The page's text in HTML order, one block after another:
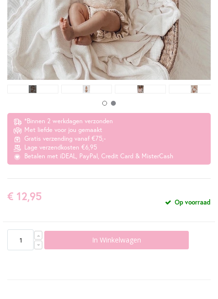
*Binnen 2 werkdagen verzonden
Met liefde voor jou gemaakt
Gratis verzending vanaf €75,-
Lage verzendkosten €6,95
Betalen met iDEAL, PayPal, Credit Card & MisterCash
€ 12,95 Op voorraad
In Winkelwagen